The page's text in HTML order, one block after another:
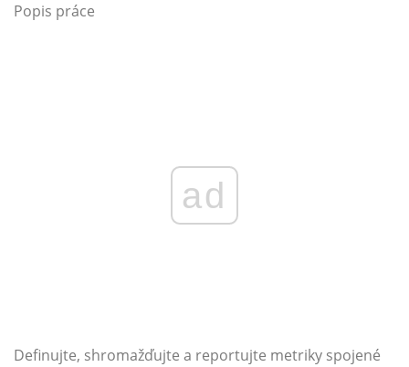
Popis práce
ad
Definujte, shromažďujte a reportujte metriky spojené